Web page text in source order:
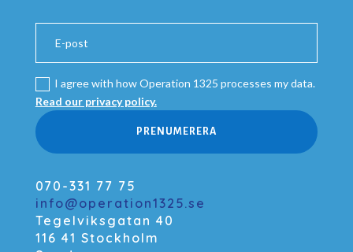
I agree with how Operation 1325 processes my data.
Read our privacy policy.
PRENUMERERA
070-331 77 75
info@operation1325.se
Tegelviksgatan 40
116 41 Stockholm